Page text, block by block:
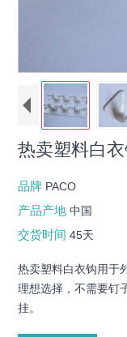
热卖塑料白
品牌 PACO
产品产地中国
交货时间45天
热卖塑料白衣钩用于
理想选择，不需要钉
挂。